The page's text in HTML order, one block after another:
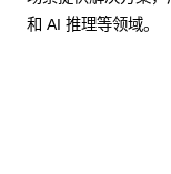
和 AI 推理等领域。